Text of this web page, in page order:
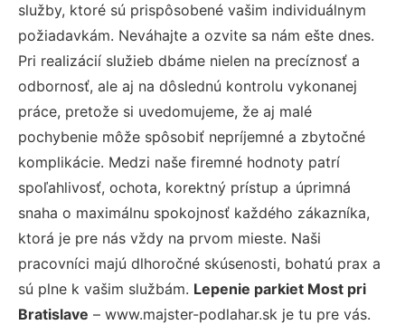
služby, ktoré sú prispôsobené vašim individuálnym
požiadavkám. Neváhajte a ozvite sa nám ešte dnes.
Pri realizácií služieb dbáme nielen na precíznosť a
odbornosť, ale aj na dôslednú kontrolu vykonanej
práce, pretože si uvedomujeme, že aj malé
pochybenie môže spôsobiť nepríjemné a zbytočné
komplikácie. Medzi naše firemné hodnoty patrí
spoľahlivosť, ochota, korektný prístup a úprimná
snaha o maximálnu spokojnosť každého zákazníka,
ktorá je pre nás vždy na prvom mieste. Naši
pracovníci majú dlhoročné skúsenosti, bohatú prax a
sú plne k vašim službám. Lepenie parkiet Most pri
Bratislave – www.majster-podlahar.sk je tu pre vás.